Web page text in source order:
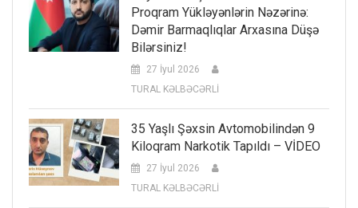
Proqram Yükləyənlərin Nəzərinə:
Dəmir Barmaqlıqlar Arxasına Düşə
Bilərsiniz!
27 İyul 2026
TURAL KƏLBƏCƏRLİ
35 Yaşlı Şəxsin Avtomobilindən 9
Kiloqram Narkotik Tapıldı – VİDEO
27 İyul 2026
TURAL KƏLBƏCƏRLİ